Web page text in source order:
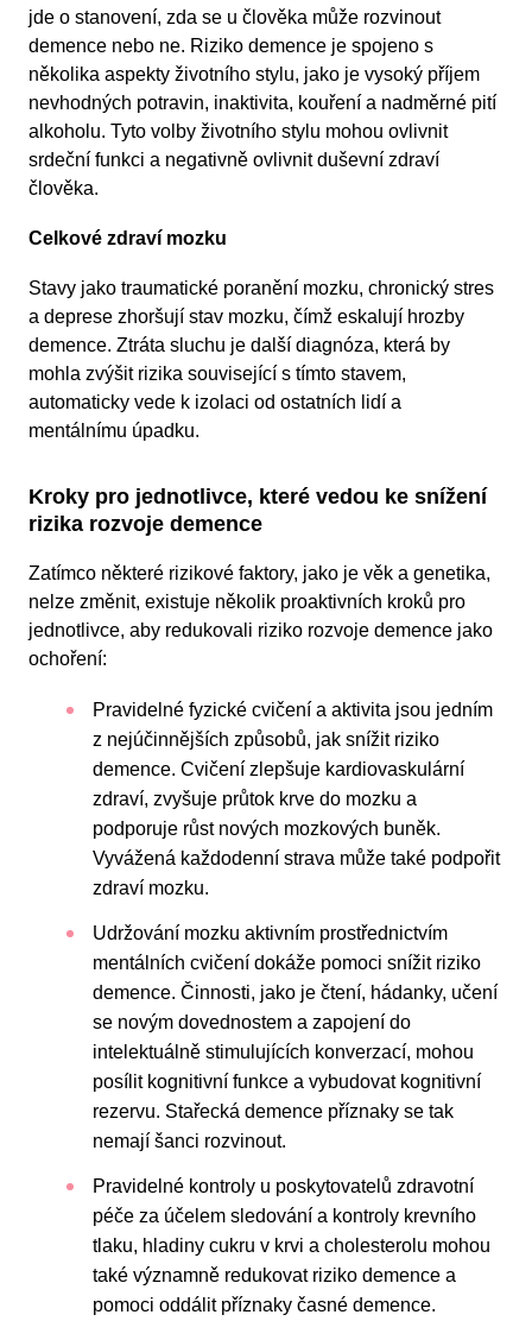
jde o stanovení, zda se u člověka může rozvinout
demence nebo ne. Riziko demence je spojeno s
několika aspekty životního stylu, jako je vysoký příjem
nevhodných potravin, inaktivita, kouření a nadměrné pití
alkoholu. Tyto volby životního stylu mohou ovlivnit
srdeční funkci a negativně ovlivnit duševní zdraví
člověka.
Celkové zdraví mozku
Stavy jako traumatické poranění mozku, chronický stres
a deprese zhoršují stav mozku, čímž eskalují hrozby
demence. Ztráta sluchu je další diagnóza, která by
mohla zvýšit rizika související s tímto stavem,
automaticky vede k izolaci od ostatních lidí a
mentálnímu úpadku.
Kroky pro jednotlivce, které vedou ke snížení
rizika rozvoje demence
Zatímco některé rizikové faktory, jako je věk a genetika,
nelze změnit, existuje několik proaktivních kroků pro
jednotlivce, aby redukovali riziko rozvoje demence jako
ochoření:
Pravidelné fyzické cvičení a aktivita jsou jedním
z nejúčinnějších způsobů, jak snížit riziko
demence. Cvičení zlepšuje kardiovaskulární
zdraví, zvyšuje průtok krve do mozku a
podporuje růst nových mozkových buněk.
Vyvážená každodenní strava může také podpořit
zdraví mozku.
Udržování mozku aktivním prostřednictvím
mentálních cvičení dokáže pomoci snížit riziko
demence. Činnosti, jako je čtení, hádanky, učení
se novým dovednostem a zapojení do
intelektuálně stimulujících konverzací, mohou
posílit kognitivní funkce a vybudovat kognitivní
rezervu. Stařecká demence příznaky se tak
nemají šanci rozvinout.
Pravidelné kontroly u poskytovatelů zdravotní
péče za účelem sledování a kontroly krevního
tlaku, hladiny cukru v krvi a cholesterolu mohou
také významně redukovat riziko demence a
pomoci oddálit příznaky časné demence.